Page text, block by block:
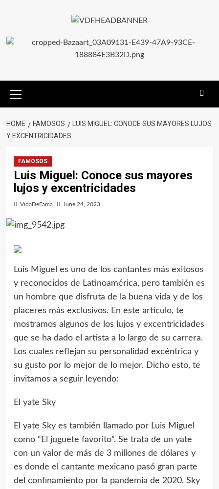
HOME FAMOSOS
LUIS MIGUEL: CONOCE SUS MAYORES LUJOS
Y EXCENTRICIDADES
FAMOSOS
Luis Miguel: Conoce sus mayores
lujos y excentricidades
VidaDeFama June 24, 2023
Luis Miguel es uno de los cantantes más exitosos
y reconocidos de Latinoamérica, pero también es
un hombre que disfruta de la buena vida y de los
placeres más exclusivos. En este artículo, te
mostramos algunos de los lujos y excentricidades
que se ha dado el artista a lo largo de su carrera.
Los cuales reflejan su personalidad excéntrica y
su gusto por lo mejor de lo mejor. Dicho esto, te
invitamos a seguir leyendo:
El yate Sky
El yate Sky es también llamado por Luis Miguel
como “El juguete favorito”. Se trata de un yate
con un valor de más de 3 millones de dólares y
es donde el cantante mexicano pasó gran parte
del confinamiento por la pandemia de 2020. Sky